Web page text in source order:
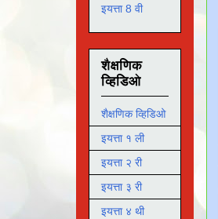
इयत्ता 8 वी
शैक्षणिक
व्हिडिओ
शैक्षणिक व्हिडिओ
इयत्ता १ ली
इयत्ता २ री
इयत्ता ३ री
इयत्ता ४ थी